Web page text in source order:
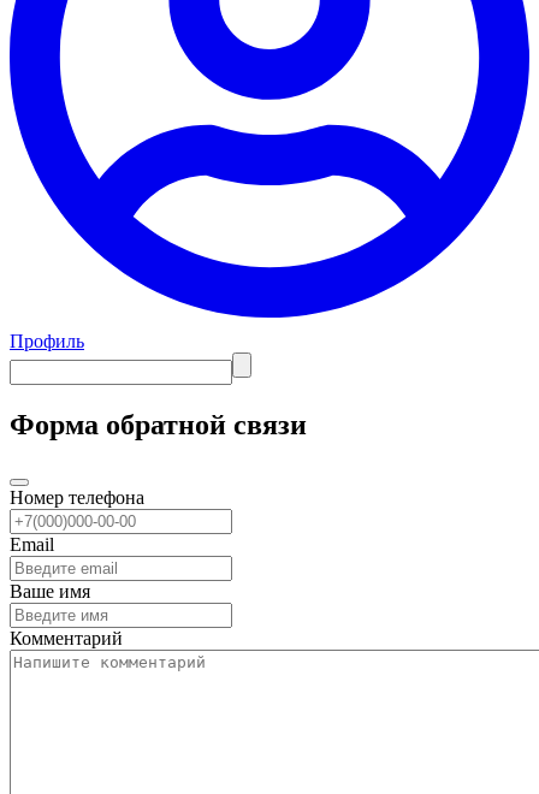
Профиль
Форма обратной связи
Номер телефона
Email
Ваше имя
Комментарий